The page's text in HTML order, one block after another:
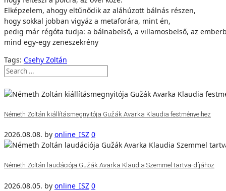
Elképzelem, ahogy eltűnődik az aláhúzott bálnás részen,
hogy sokkal jobban vigyáz a metaforára, mint én,
pedig már régóta tudja: a bálnabelső, a villamosbelső, az
mind egy-egy zeneszekrény
Tags: Csehy Zoltán
Németh Zoltán kiállításmegnyitója Gužák Avarka Klaudia festményeihez
2026.08.08. by online_ISZ 0
Németh Zoltán laudációja Gužák Avarka Klaudia Szemmel tartva-díjához
2026.08.05. by online_ISZ 0